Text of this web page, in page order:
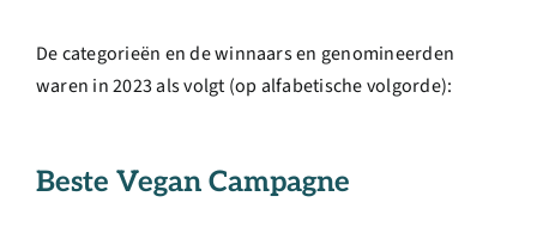
De categorieën en de winnaars en genomineerden
waren in 2023 als volgt (op alfabetische volgorde):
Beste Vegan Campagne